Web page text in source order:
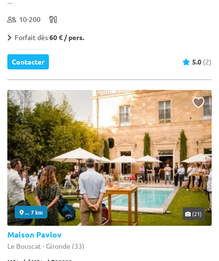
10-200
Forfait dès60 € / pers.
Contacter 5.0 (2)
... 7 km (21)
Maison Pavlov
Le Bouscat - Gironde (33)